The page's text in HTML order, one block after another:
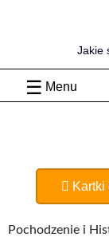
Jakie
Menu
Pochodzenie i